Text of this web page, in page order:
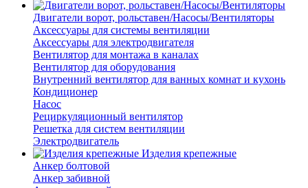
Двигатели ворот, рольставен/Насосы/Вентиляторы
Аксессуары для системы вентиляции
Аксессуары для электродвигателя
Вентилятор для монтажа в каналах
Вентилятор для оборудования
Внутренний вентилятор для ванных комнат и кухонь
Кондиционер
Насос
Рециркуляционный вентилятор
Решетка для систем вентиляции
Электродвигатель
Изделия крепежные
Анкер болтовой
Анкер забивной